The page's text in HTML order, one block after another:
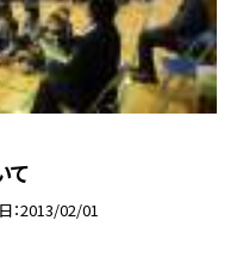
て
2013/02/01